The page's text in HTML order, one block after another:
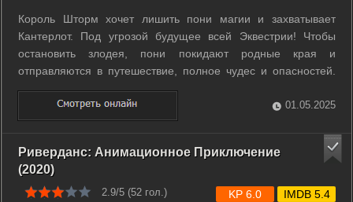
Король Шторм хочет лишить пони магии и захватывает
Кантерлот. Под угрозой будущее всей Эквестрии! Чтобы
остановить злодея, пони покидают родные края и
отправляются в путешествие, полное чудес и опасностей.
Им предстоит покорить волшебные горы, погрузиться в
подводные миры и даже оказаться на летучем пиратском
корабле! ...
01.05.2025
Риверданс: Анимационное Приключение
(2020)
2.9/5 (52 гол.) KP 6.0 IMDB 5.4